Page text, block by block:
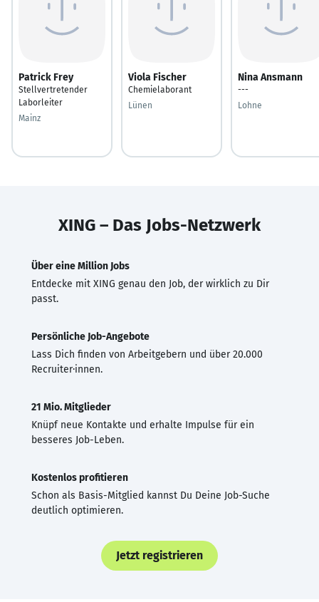
Patrick Frey
Stellvertretender
Laborleiter
Mainz
Viola Fischer
Chemielaborant
Lünen
Nina Ansmann
---
Lohne
XING – Das Jobs-Netzwerk
Über eine Million Jobs
Entdecke mit XING genau den Job, der wirklich zu Dir
passt.
Persönliche Job-Angebote
Lass Dich finden von Arbeitgebern und über 20.000
Recruiter·innen.
21 Mio. Mitglieder
Knüpf neue Kontakte und erhalte Impulse für ein
besseres Job-Leben.
Kostenlos profitieren
Schon als Basis-Mitglied kannst Du Deine Job-Suche
deutlich optimieren.
Jetzt registrieren